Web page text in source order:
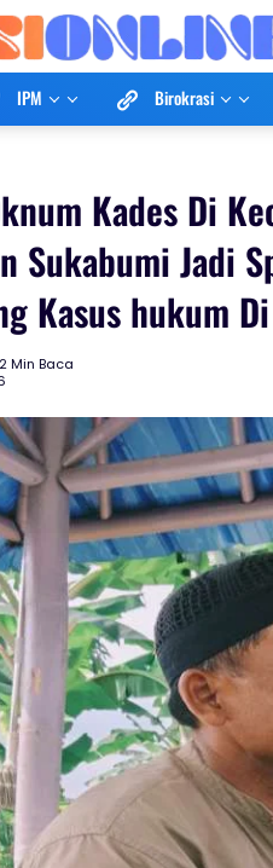
IPM Birokrasi
Kades Di
Sukabumi Jadi
Kasus hukum
2 Min Baca